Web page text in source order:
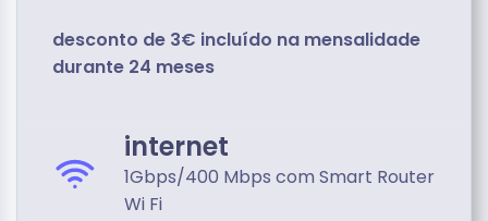
desconto de 3€ incluído na mensalidade
durante 24 meses
internet
1Gbps/400 Mbps com Smart Router
Wi Fi